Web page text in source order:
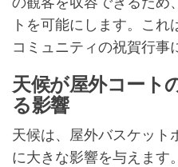
トを可能にします。こ
コミュニティの祝賀行事
天候が屋外コート
る影響
天候は、屋外バスケット
に大きな影響を与えます